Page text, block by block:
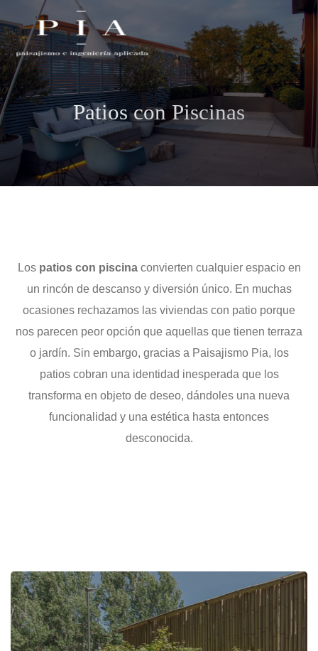
Patios con Piscinas
Los patios con piscinaconvierten cualquier espacio en
un rincón de descanso y diversión único. En muchas
ocasiones rechazamos las viviendas con patio porque
nos parecen peor opción que aquellas que tienen terraza
o jardín. Sin embargo, gracias a Paisajismo Pia, los
patios cobran una identidad inesperada que los
transforma en objeto de deseo, dándoles una nueva
funcionalidad y una estética hasta entonces
desconocida.